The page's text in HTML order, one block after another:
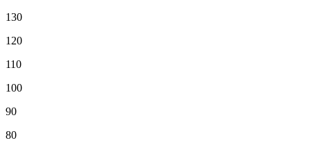
130
120
110
100
90
80